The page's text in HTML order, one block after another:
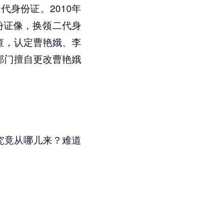
身份证。2010年
像，换领二代身
，认定曹艳娥、李
门擅自更改曹艳娥
从哪儿来？难道